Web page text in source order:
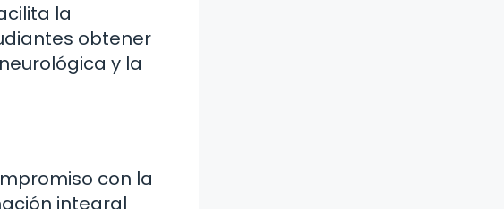
la
obtener
y la
con la
integral